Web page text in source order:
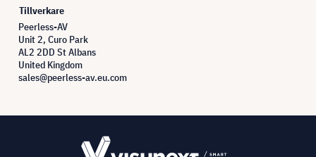
Tillverkare
Peerless-AV
Unit 2, Curo Park
AL2 2DD St Albans
United Kingdom
sales@peerless-av.eu.com